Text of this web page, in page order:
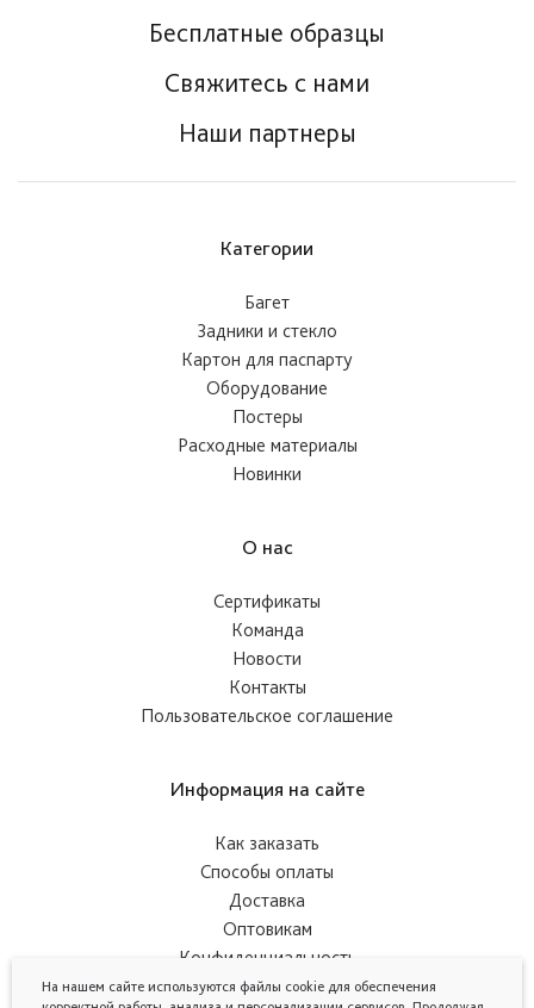
Бесплатные образцы
Свяжитесь с нами
Наши партнеры
Категории
Багет
Задники и стекло
Картон для паспарту
Оборудование
Постеры
Расходные материалы
Новинки
О нас
Сертификаты
Команда
Новости
Контакты
Пользовательское соглашение
Информация на сайте
Как заказать
Способы оплаты
Доставка
Оптовикам
Конфиденциальность
На нашем сайте используются файлы cookie для обеспечения